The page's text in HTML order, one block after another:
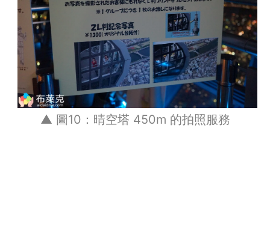
▲ 圖10：晴空塔 450m 的拍照服務